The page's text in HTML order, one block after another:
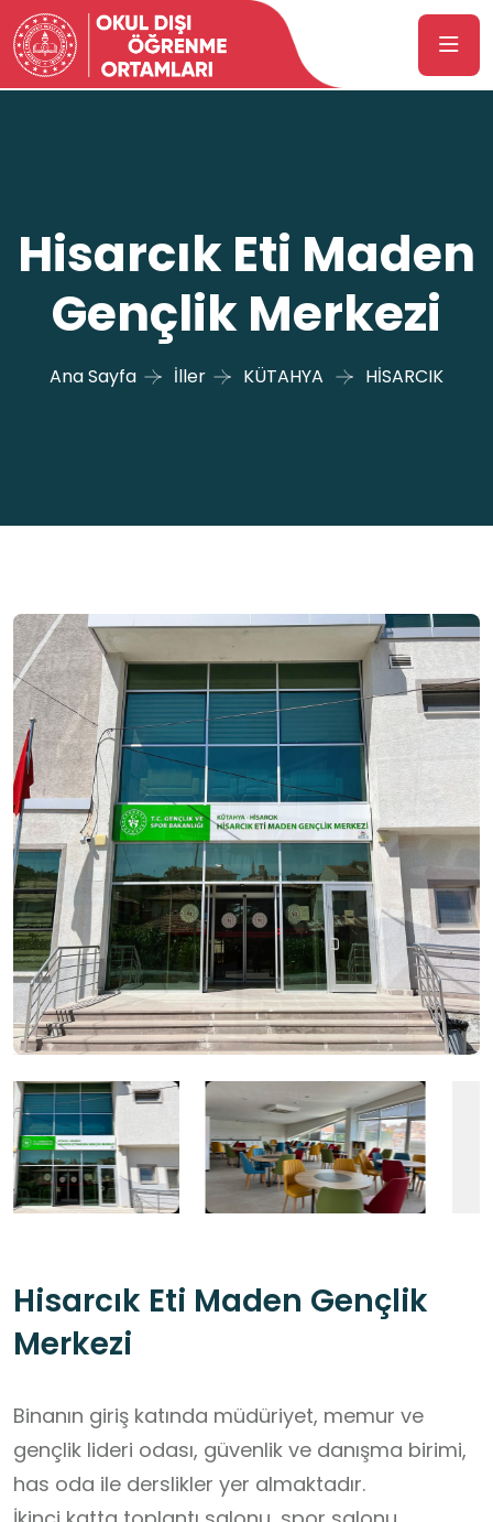
Hisarcık Eti Maden
Gençlik Merkezi
Ana Sayfa İller KÜTAHYA HİSARCIK
Hisarcık Eti Maden Gençlik
Merkezi
Binanın giriş katında müdüriyet, memur ve
gençlik lideri odası, güvenlik ve danışma birimi,
has oda ile derslikler yer almaktadır.